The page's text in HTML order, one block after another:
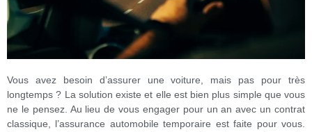
Vous avez besoin d’assurer une voiture, mais pas pour très
longtemps ? La solution existe et elle est bien plus simple que vous
ne le pensez. Au lieu de vous engager pour un an avec un contrat
classique, l’assurance automobile temporaire est faite pour vous.